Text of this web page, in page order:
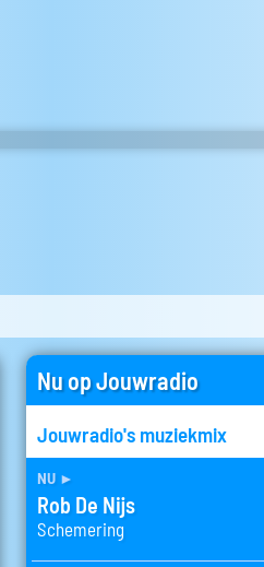
Nu op Jouwradio
Jouwradio's muziekmix
nu ►
Rob De Nijs
Schemering